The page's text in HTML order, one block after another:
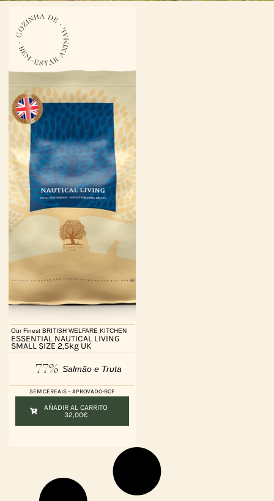
Our Finest BRITISH WELFARE KITCHEN
ESSENTIAL NAUTICAL LIVING
SMALL SIZE 2,5kg UK
77% Salmão e Truta
SEM CEREAIS – APROVADO-BOF
AÑADIR AL CARRITO
32,00€